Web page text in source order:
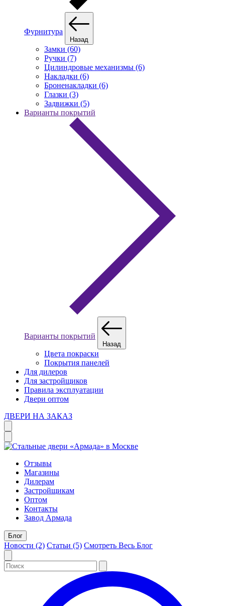
Фурнитура
Назад
Замки (60)
Ручки (7)
Цилиндровые механизмы (6)
Накладки (6)
Броненакладки (6)
Глазки (3)
Задвижки (5)
Варианты покрытий
Варианты покрытий
Назад
Цвета покраски
Покрытия панелей
Для дилеров
Для застройщиков
Правила эксплуатации
Двери оптом
ДВЕРИ НА ЗАКАЗ
Отзывы
Магазины
Дилерам
Застройщикам
Оптом
Контакты
Завод Армада
Блог
Новости (2) Статьи (5) Смотреть Весь Блог